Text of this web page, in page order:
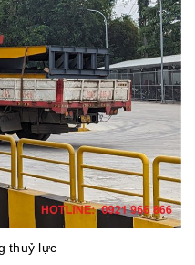
thuỷ lực